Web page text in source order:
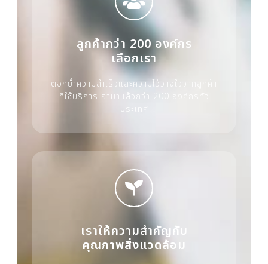
ลูกค้ากว่า 200 องค์กร
เลือกเรา
ตอกย้ำความสำเร็จและความไว้วางใจจากลูกค้า
ที่ใช้บริการเรามาแล้วกว่า 200 องค์กรทั่ว
ประเทศ
เราให้ความสำคัญกับ
คุณภาพสิ่งแวดล้อม